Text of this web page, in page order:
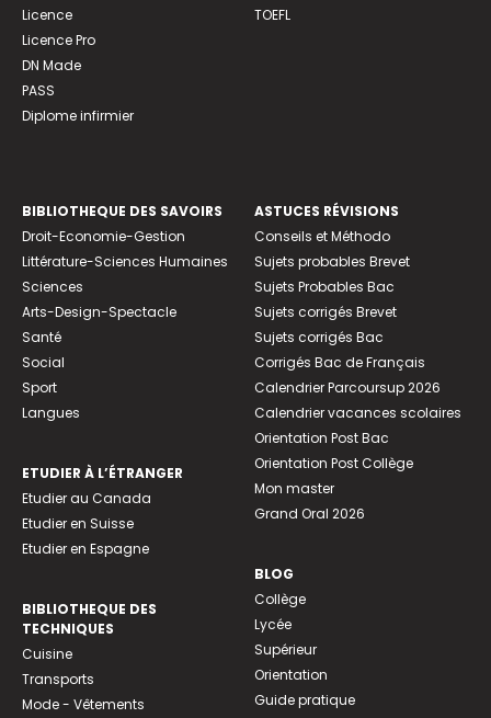
Licence
Licence Pro
DN Made
PASS
Diplome infirmier
TOEFL
BIBLIOTHEQUE DES SAVOIRS
Droit-Economie-Gestion
Littérature-Sciences Humaines
Sciences
Arts-Design-Spectacle
Santé
Social
Sport
Langues
ETUDIER À L’ÉTRANGER
Etudier au Canada
Etudier en Suisse
Etudier en Espagne
BIBLIOTHEQUE DES
TECHNIQUES
Cuisine
Transports
Mode - Vêtements
ASTUCES RÉVISIONS
Conseils et Méthodo
Sujets probables Brevet
Sujets Probables Bac
Sujets corrigés Brevet
Sujets corrigés Bac
Corrigés Bac de Français
Calendrier Parcoursup 2026
Calendrier vacances scolaires
Orientation Post Bac
Orientation Post Collège
Mon master
Grand Oral 2026
BLOG
Collège
Lycée
Supérieur
Orientation
Guide pratique